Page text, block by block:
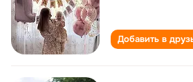
Добавить в